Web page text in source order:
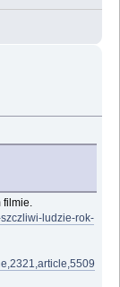
filmie.
ludzie-rok-